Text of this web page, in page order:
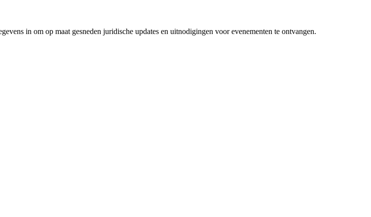
in om op maat gesneden juridische updates en uitnodigingen voor evenementen te ontvangen.